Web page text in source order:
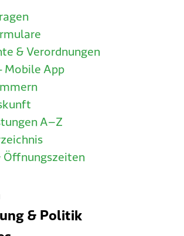
& Verordnungen
Mobile App
A–Z
Öffnungszeiten
& Politik